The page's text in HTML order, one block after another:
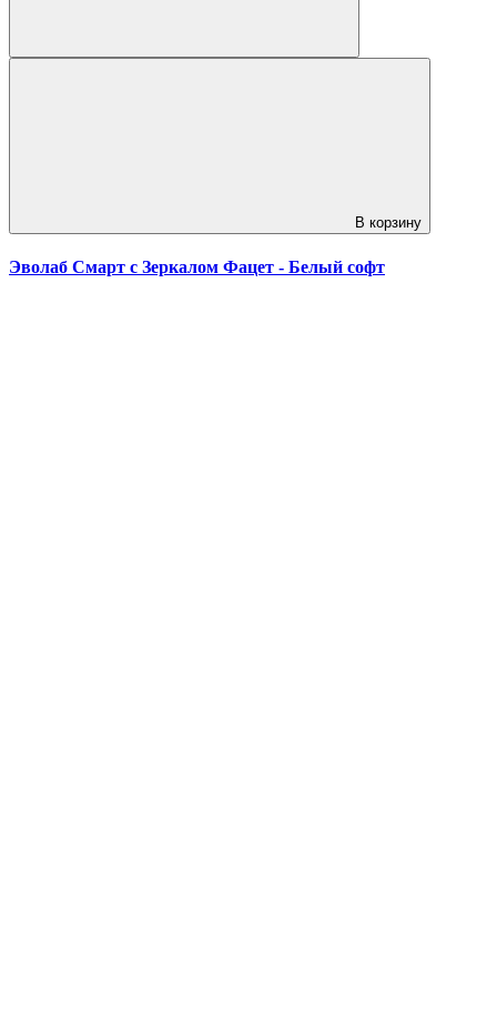
В корзину
Эволаб Смарт с Зеркалом Фацет - Белый софт